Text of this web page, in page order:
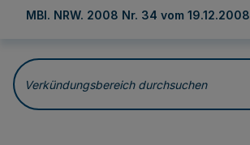
MBl. NRW. 2008 Nr. 34 vom 19.12.2008
Verkündungsbereich durchsuchen